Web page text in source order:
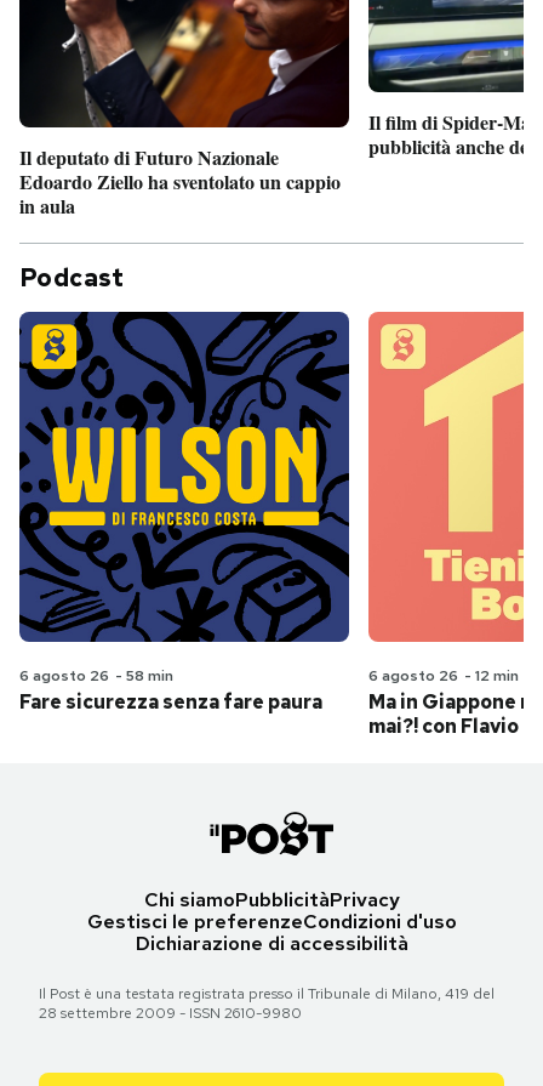
Il deputato di Futuro Nazionale
Edoardo Ziello ha sventolato un cappio
in aula
Il film di Spider-Man
pubblicità anche
Podcast
6 agosto 26 - 58 min
Fare sicurezza senza fare paura
6 agosto 26 - 12 min
Ma in Giappone
mai?! con Flavio
Chi siamoPubblicitàPrivacy
Gestisci le preferenzeCondizioni d'uso
Dichiarazione di accessibilità
Il Post è una testata registrata presso il Tribunale di Milano, 419 del
28 settembre 2009 - ISSN 2610-9980